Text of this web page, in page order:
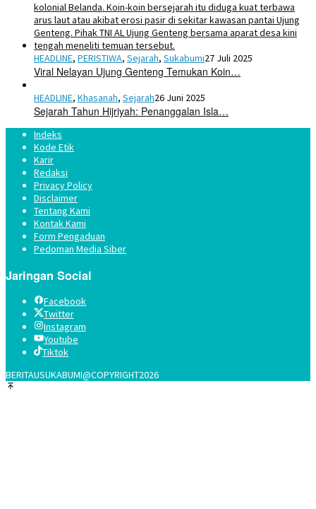
HEADLINE, PERISTIWA, Sejarah, Sukabumi27 Juli 2025
Viral Nelayan Ujung Genteng Temukan Koin…
HEADLINE, Khasanah, Sejarah26 Juni 2025
Sejarah Tahun Hijriyah: Penanggalan Isla…
Indeks
Kode Etik
Karir
Redaksi
Privacy Policy
Disclaimer
Tentang Kami
Kontak Kami
Form Pengaduan
Pedoman Media Siber
Jaringan Social
Facebook
Twitter
Instagram
Youtube
Tiktok
BERITAUSUKABUMI@COPYRIGHT2026